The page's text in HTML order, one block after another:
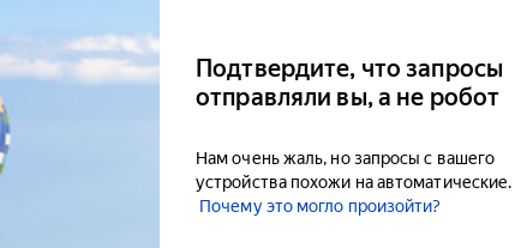
Подтвердите, что запросы
отправляли вы, а не робот
Нам очень жаль, но запросы с вашего
устройства похожи на автоматические.
Почему это могло произойти?